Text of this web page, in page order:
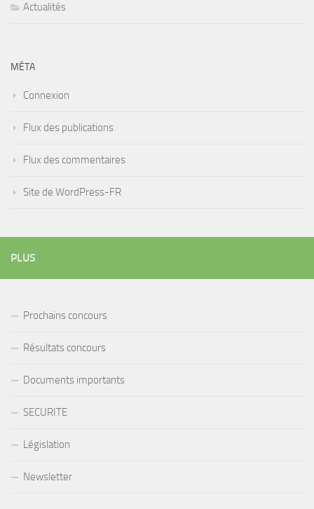
Actualités
MÉTA
Connexion
Flux des publications
Flux des commentaires
Site de WordPress-FR
PLUS
Prochains concours
Résultats concours
Documents importants
SECURITE
Législation
Newsletter